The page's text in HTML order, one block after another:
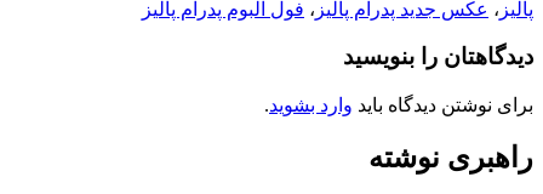
پالیز ، عکس جدید پدرام پالیز ، فول آلبوم پدرام پالیز
دیدگاهتان را بنویسید
برای نوشتن دیدگاه باید وارد بشوید.
راهبری نوشته